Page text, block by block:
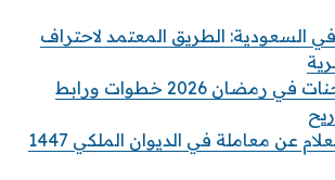
دورة CIPD في السعودية: الطريق المعتمد لاحتراف
دخول الشاحنات في رمضان 2026 خطوات ورابط
طريقة الاستعلام عن معاملة في الديوان الملكي 1447